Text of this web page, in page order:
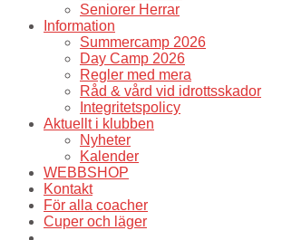
Seniorer Herrar
Information
Summercamp 2026
Day Camp 2026
Regler med mera
Råd & vård vid idrottsskador
Integritetspolicy
Aktuellt i klubben
Nyheter
Kalender
WEBBSHOP
Kontakt
För alla coacher
Cuper och läger